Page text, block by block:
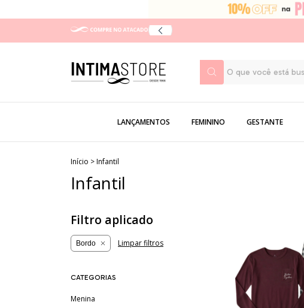
LANÇAMENTOS FEMININO GESTANTE
Início >Infantil
Infantil
Filtro aplicado
Bordo Limpar filtros
CATEGORIAS
Menina